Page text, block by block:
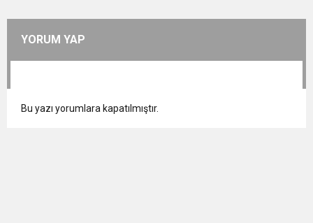
YORUM YAP
Bu yazı yorumlara kapatılmıştır.